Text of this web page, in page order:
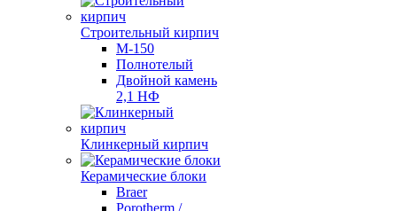
Строительный кирпич
М-150
Полнотелый
Двойной камень
2,1 НФ
Клинкерный кирпич
Керамические блоки
Braer
Porotherm /